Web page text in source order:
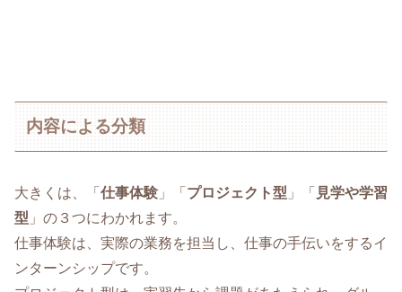
内容による分類
大きくは、「 仕事体験 」「 プロジェクト型 」「 見学や学習
型 」の３つにわかれます。
仕事体験は、実際の業務を担当し、仕事の手伝いをするイ
ンターンシップです。